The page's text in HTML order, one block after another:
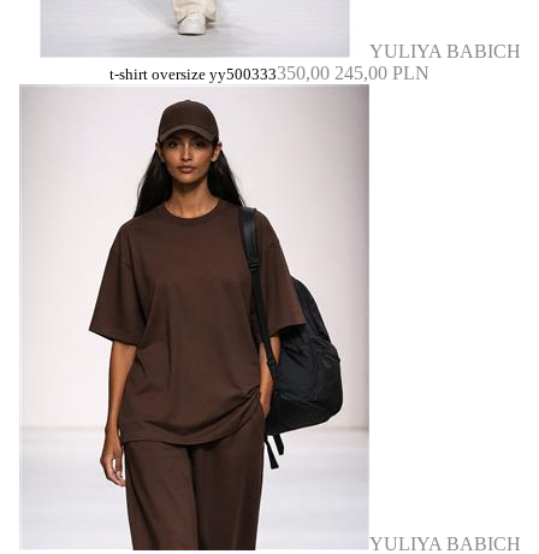
YULIYA BABICH
t-shirt oversize yy500333350,00 245,00 PLN
YULIYA BABICH